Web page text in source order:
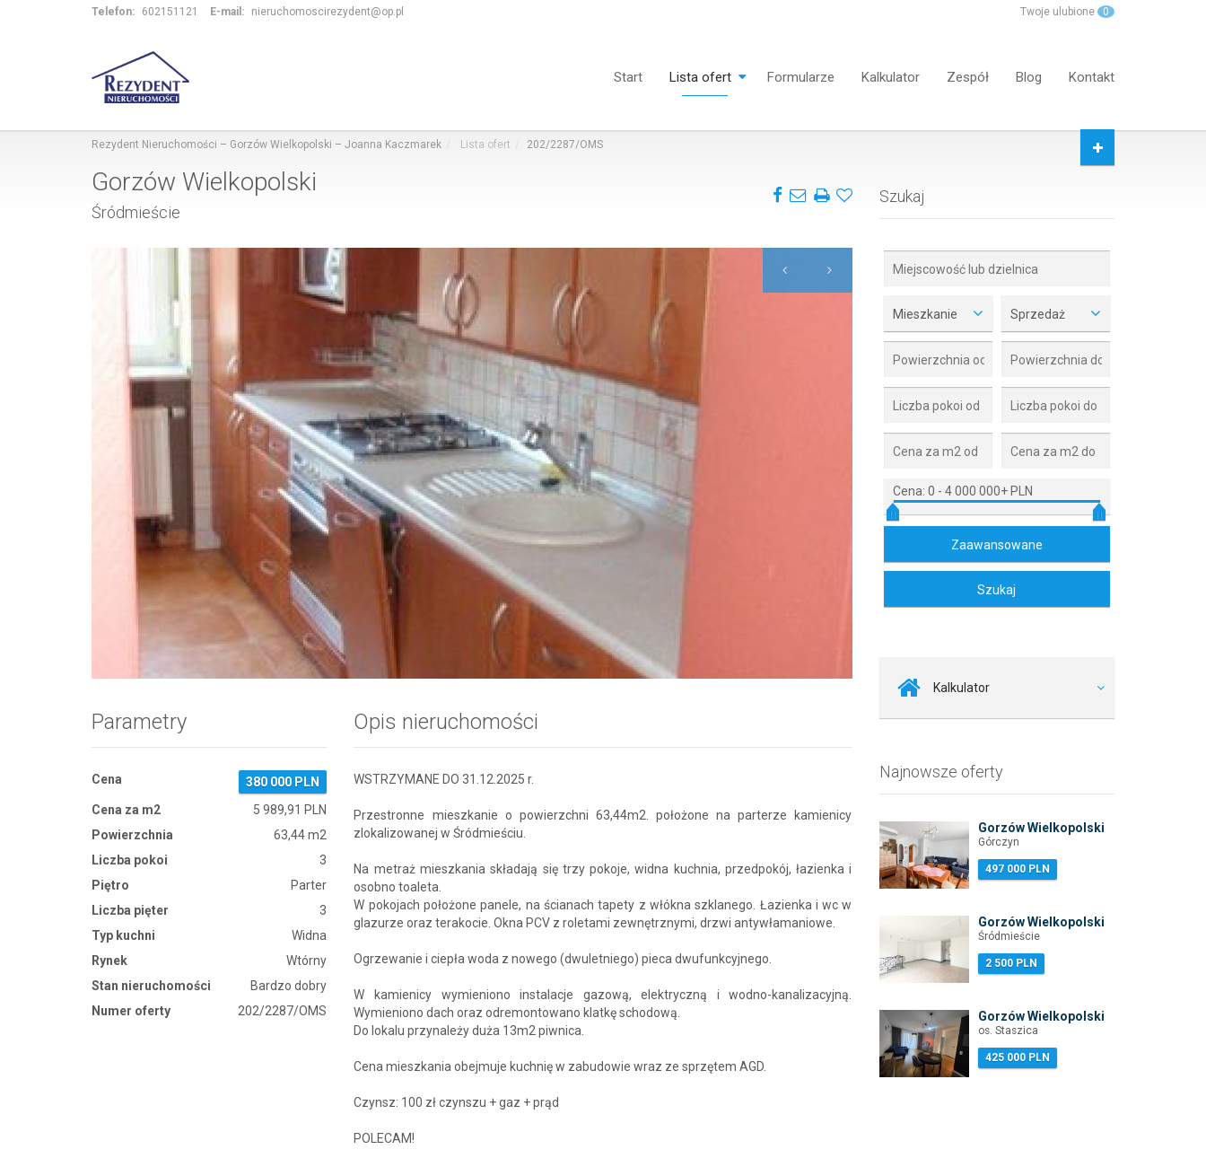
Telefon: 602151121 E-mail: nieruchomoscirezydent@op.pl Twoje ulubione 0
Start Lista ofert Formularze Kalkulator Zespół Blog Kontakt
Rezydent Nieruchomości – Gorzów Wielkopolski – Joanna Kaczmarek Lista ofert 202/2287/OMS
Gorzów Wielkopolski
Śródmieście
Zdjęcie 1
Parametry
Cena
380 000 PLN
Cena za m2
5 989,91 PLN
Powierzchnia
63,44 m2
Liczba pokoi
3
Piętro
Parter
Liczba pięter
3
Typ kuchni
Widna
Rynek
Wtórny
Stan nieruchomości
Bardzo dobry
Numer oferty
202/2287/OMS
Opis nieruchomości
WSTRZYMANE DO 31.12.2025 r.
Przestronne mieszkanie o powierzchni 63,44m2. położone na parterze kamienicy
zlokalizowanej w Śródmieściu.
Na metraż mieszkania składają się trzy pokoje, widna kuchnia, przedpokój, łazienka i
osobno toaleta.
W pokojach położone panele, na ścianach tapety z włókna szklanego. Łazienka i wc w
glazurze oraz terakocie. Okna PCV z roletami zewnętrznymi, drzwi antywłamaniowe.
Ogrzewanie i ciepła woda z nowego (dwuletniego) pieca dwufunkcyjnego.
W kamienicy wymieniono instalacje gazową, elektryczną i wodno-kanalizacyjną.
Wymieniono dach oraz odremontowano klatkę schodową.
Do lokalu przynależy duża 13m2 piwnica.
Cena mieszkania obejmuje kuchnię w zabudowie wraz ze sprzętem AGD.
Czynsz: 100 zł czynszu + gaz + prąd
POLECAM!
Szukaj
Mieszkanie Sprzedaż
Cena: 0 - 4 000 000+ PLN
Kalkulator
Najnowsze oferty
Gorzów Wielkopolski
Górczyn
497 000 PLN
Gorzów Wielkopolski
Śródmieście
2 500 PLN
Gorzów Wielkopolski
os. Staszica
425 000 PLN